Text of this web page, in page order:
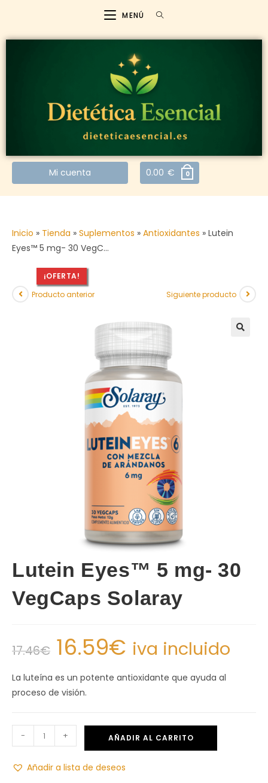
MENÚ
Mi cuenta 0.00 € 0
Inicio » Tienda » Suplementos » Antioxidantes » Lutein
Eyes™ 5 mg- 30 VegC…
¡OFERTA!
Producto anterior
Siguiente producto
Lutein Eyes™ 5 mg- 30
VegCaps Solaray
17.46€ 16.59€ iva incluido
La luteína es un potente antioxidante que ayuda al
proceso de visión.
- + AÑADIR AL CARRITO
Añadir a lista de deseos